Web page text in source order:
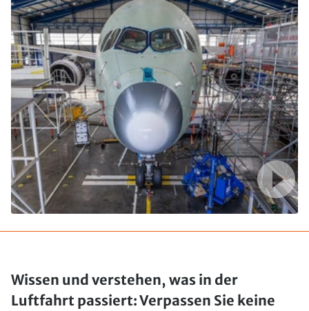
Wissen und verstehen, was in der
Luftfahrt passiert: Verpassen Sie keine